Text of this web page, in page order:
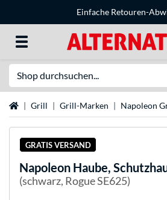
Einfache Retouren-
Startseite
Grill Grill-Marken Napoleon
GRATIS VERSAND
Napoleon Haube,
(schwarz, Rogue SE625)